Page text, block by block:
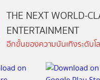
THE NEXT WORLD-
ENTERTAINMENT
อีกขั้นของความบันเทิงระดับ